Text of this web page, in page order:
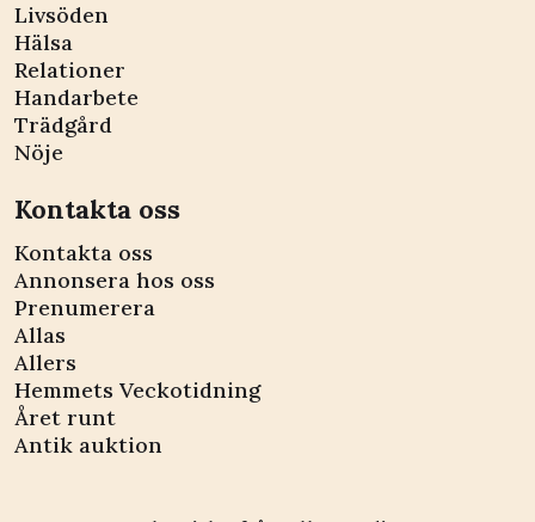
Livsöden
Hälsa
Relationer
Handarbete
Trädgård
Nöje
Kontakta oss
Kontakta oss
Annonsera hos oss
Prenumerera
Allas
Allers
Hemmets Veckotidning
Året runt
Antik auktion